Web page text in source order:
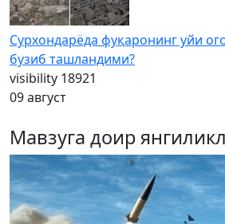
Сурхондарёда фуқаронинг уйи
бузиб ташландими?
visibility 18921
09 август
Мавзуга доир